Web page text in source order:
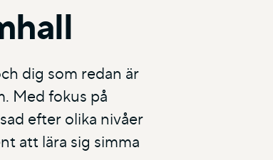
dig som redan är
Med fokus på
efter olika nivåer
att lära sig simma